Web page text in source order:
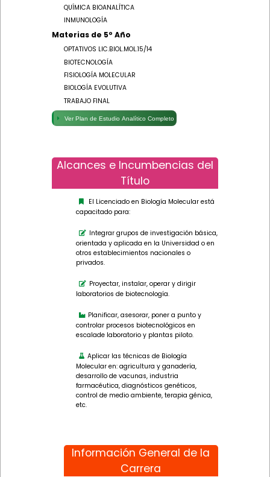
QUÍMICA BIOANALÍTICA
INMUNOLOGÍA
Materias de 5º Año
OPTATIVOS LIC.BIOL.MOL.15/14
BIOTECNOLOGÍA
FISIOLOGÍA MOLECULAR
BIOLOGÍA EVOLUTIVA
TRABAJO FINAL
Ver Plan de Estudio Analítico Completo
Alcances e Incumbencias del
Título
El Licenciado en Biología Molecular está
capacitado para:
Integrar grupos de investigación básica,
orientada y aplicada en la Universidad o en
otros establecimientos nacionales o
privados.
Proyectar, instalar, operar y dirigir
laboratorios de biotecnología.
Planificar, asesorar, poner a punto y
controlar procesos biotecnológicos en
escalade laboratorio y plantas piloto.
Aplicar las técnicas de Biología
Molecular en: agricultura y ganadería,
desarrollo de vacunas, industria
farmacéutica, diagnósticos genéticos,
control de medio ambiente, terapia génica,
etc.
Información General de la
Carrera